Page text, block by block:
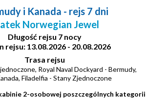
i Kanada - rejs 7 dni
Norwegian Jewel
Długość rejsu 7 nocy
rejsu: 13.08.2026 - 20.08.2026
Trasa rejsu
Royal Naval Dockyard - Bermudy,
Filadelfia - Stany Zjednoczone
2-osobowej poszczególnych kategorii